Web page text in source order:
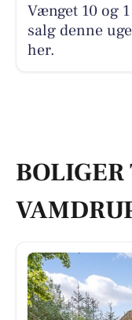
Vænget 10 og
salg denne
her.